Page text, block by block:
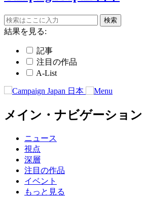
結果を見る:
記事
注目の作品
A-List
メイン・ナビゲーション
ニュース
視点
深層
注目の作品
イベント
もっと見る